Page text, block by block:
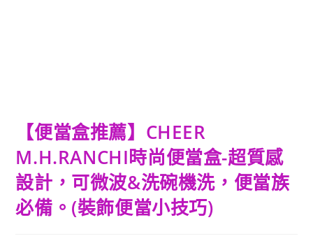
【便當盒推薦】CHEER
M.H.RANCHI時尚便當盒-超質感
設計，可微波&洗碗機洗，便當族
必備。(裝飾便當小技巧)